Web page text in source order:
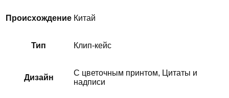
Происхождение Китай
Тип Клип-кейс
Дизайн
С цветочным принтом, Цитаты и
надписи